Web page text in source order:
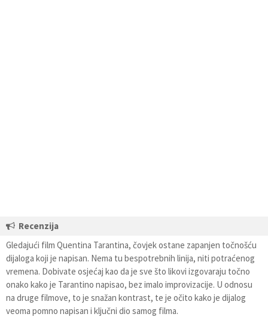
Recenzija
Gledajući film Quentina Tarantina, čovjek ostane zapanjen točnošću
dijaloga koji je napisan. Nema tu bespotrebnih linija, niti potraćenog
vremena. Dobivate osjećaj kao da je sve što likovi izgovaraju točno
onako kako je Tarantino napisao, bez imalo improvizacije. U odnosu
na druge filmove, to je snažan kontrast, te je očito kako je dijalog
veoma pomno napisan i ključni dio samog filma.